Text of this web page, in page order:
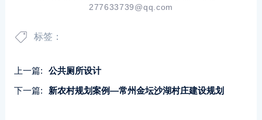
277633739@qq.com
标签：
上一篇:
公共厕所设计
下一篇:
新农村规划案例―常州金坛沙湖村庄建设规划